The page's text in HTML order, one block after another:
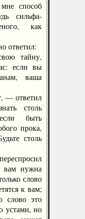
способ
сильфа-
как
ответил:
тайну,
если вы
ваша
— ответил
столь
быть
прока,
столь
вам нужна
слово
к вам;
слово это
устами, но